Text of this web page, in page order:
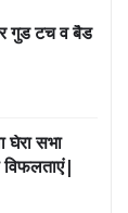
गुड टच व बैड
घेरा सभा
विफलताएं|